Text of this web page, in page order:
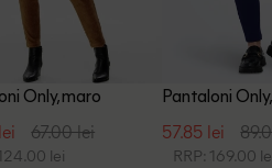
Only, maro
67.00 lei
lei
Pantaloni
57.85 lei
RRP: 169.00